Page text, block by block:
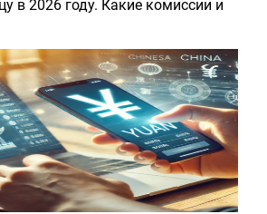
в 2026 году. Какие комиссии и